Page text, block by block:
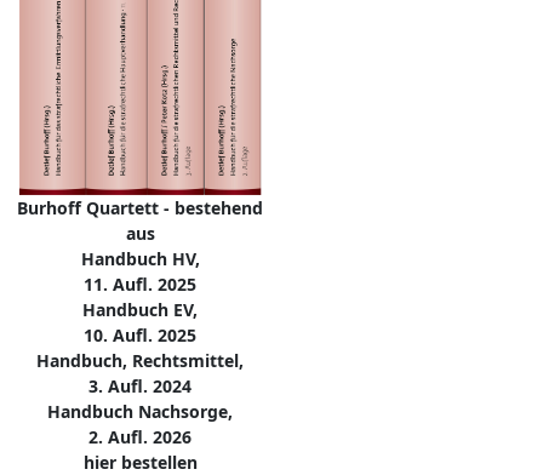
Burhoff Quartett - bestehend
aus
Handbuch HV,
11. Aufl. 2025
Handbuch EV,
10. Aufl. 2025
Handbuch, Rechtsmittel,
3. Aufl. 2024
Handbuch Nachsorge,
2. Aufl. 2026
hier bestellen